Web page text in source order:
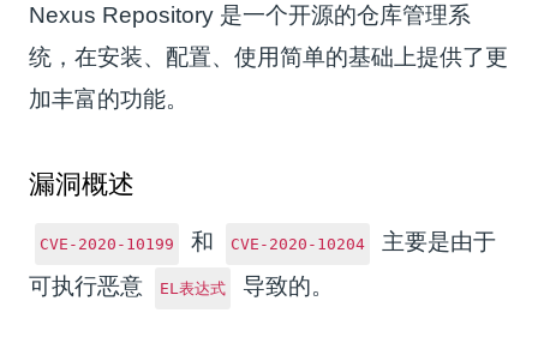
Nexus Repository 是一个开源的仓库管理系
统，在安装、配置、使用简单的基础上提供了更
加丰富的功能。
漏洞概述
CVE-2020-10199 和 CVE-2020-10204
主要是由于
可执行恶意
EL表达式 导致的。